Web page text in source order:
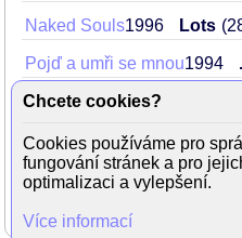
Naked Souls1996 Lots
Pojď a umři se mnou1994 .
Raw Justice1994
Snapdragon1993 Lots 25
Chcete cookies?
Cookies používáme pro
fungování stránek a pro
optimalizaci a vylepšení.
Více informací